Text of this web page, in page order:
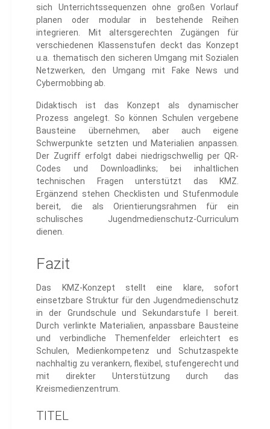
sich Unterrichtssequenzen ohne großen Vorlauf
planen oder modular in bestehende Reihen
integrieren. Mit altersgerechten Zugängen für
verschiedenen Klassenstufen deckt das Konzept
u.a. thematisch den sicheren Umgang mit Sozialen
Netzwerken, den Umgang mit Fake News und
Cybermobbing ab.
Didaktisch ist das Konzept als dynamischer
Prozess angelegt. So können Schulen vergebene
Bausteine übernehmen, aber auch eigene
Schwerpunkte setzten und Materialien anpassen.
Der Zugriff erfolgt dabei niedrigschwellig per QR-
Codes und Downloadlinks; bei inhaltlichen
technischen Fragen unterstützt das KMZ.
Ergänzend stehen Checklisten und Stufenmodule
bereit, die als Orientierungsrahmen für ein
schulisches Jugendmedienschutz-Curriculum
dienen.
Fazit
Das KMZ-Konzept stellt eine klare, sofort
einsetzbare Struktur für den Jugendmedienschutz
in der Grundschule und Sekundarstufe I bereit.
Durch verlinkte Materialien, anpassbare Bausteine
und verbindliche Themenfelder erleichtert es
Schulen, Medienkompetenz und Schutzaspekte
nachhaltig zu verankern, flexibel, stufengerecht und
mit direkter Unterstützung durch das
Kreismedienzentrum.
TITEL